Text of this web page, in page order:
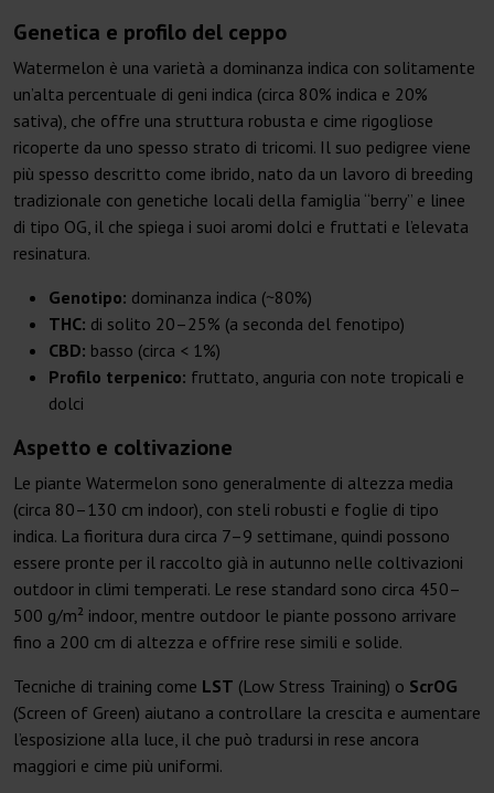
Genetica e profilo del ceppo
Watermelon è una varietà a dominanza indica con solitamente
un’alta percentuale di geni indica (circa 80% indica e 20%
sativa), che offre una struttura robusta e cime rigogliose
ricoperte da uno spesso strato di tricomi. Il suo pedigree viene
più spesso descritto come ibrido, nato da un lavoro di breeding
tradizionale con genetiche locali della famiglia “berry” e linee
di tipo OG, il che spiega i suoi aromi dolci e fruttati e l’elevata
resinatura.
Genotipo: dominanza indica (~80%)
THC: di solito 20–25% (a seconda del fenotipo)
CBD: basso (circa < 1%)
Profilo terpenico: fruttato, anguria con note tropicali e
dolci
Aspetto e coltivazione
Le piante Watermelon sono generalmente di altezza media
(circa 80–130 cm indoor), con steli robusti e foglie di tipo
indica. La fioritura dura circa 7–9 settimane, quindi possono
essere pronte per il raccolto già in autunno nelle coltivazioni
outdoor in climi temperati. Le rese standard sono circa 450–
500 g/m² indoor, mentre outdoor le piante possono arrivare
fino a 200 cm di altezza e offrire rese simili e solide.
Tecniche di training come LST (Low Stress Training) o ScrOG
(Screen of Green) aiutano a controllare la crescita e aumentare
l’esposizione alla luce, il che può tradursi in rese ancora
maggiori e cime più uniformi.